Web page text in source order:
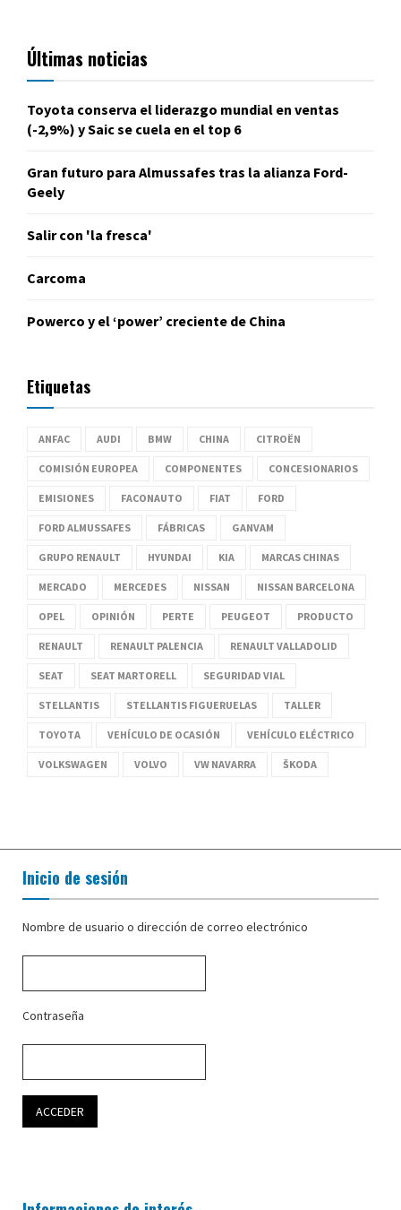
Últimas noticias
Toyota conserva el liderazgo mundial en ventas
(-2,9%) y Saic se cuela en el top 6
Gran futuro para Almussafes tras la alianza Ford-
Geely
Salir con 'la fresca'
Carcoma
Powerco y el ‘power’ creciente de China
Etiquetas
ANFAC AUDI BMW CHINA CITROËN
COMISIÓN EUROPEA COMPONENTES CONCESIONARIOS
EMISIONES FACONAUTO FIAT FORD
FORD ALMUSSAFES FÁBRICAS GANVAM
GRUPO RENAULT HYUNDAI KIA MARCAS CHINAS
MERCADO MERCEDES NISSAN NISSAN BARCELONA
OPEL OPINIÓN PERTE PEUGEOT PRODUCTO
RENAULT RENAULT PALENCIA RENAULT VALLADOLID
SEAT SEAT MARTORELL SEGURIDAD VIAL
STELLANTIS STELLANTIS FIGUERUELAS TALLER
TOYOTA VEHÍCULO DE OCASIÓN VEHÍCULO ELÉCTRICO
VOLKSWAGEN VOLVO VW NAVARRA ŠKODA
Inicio de sesión
Nombre de usuario o dirección de correo electrónico
Contraseña